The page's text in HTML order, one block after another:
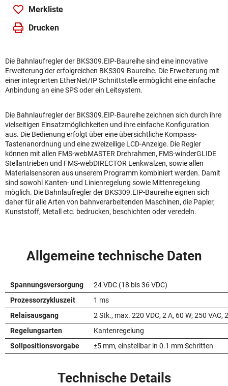
Merkliste
Drucken
Die Bahnlaufregler der BKS309.EIP-Baureihe sind eine innovative
Erweiterung der erfolgreichen BKS309-Baureihe. Die Erweiterung mit
einer integrierten EtherNet/IP Schnittstelle ermöglicht eine einfache
Anbindung an eine SPS oder ein Leitsystem.
Die Bahnlaufregler der BKS309.EIP-Baureihe zeichnen sich durch ihre
vielseitigen Einsatzmöglichkeiten und ihre einfache Konfiguration
aus. Die Bedienung erfolgt über eine übersichtliche Kompass-
Tastenanordnung und eine zweizeilige LCD-Anzeige. Die Regler
können mit allen FMS-webMASTER Drehrahmen, FMS-winderGLIDE
Stellantrieben und FMS-webDIRECTOR Lenkwalzen, sowie allen
Materialsensoren aus unserem Programm kombiniert werden. Damit
sind sowohl Kanten- und Linienregelung sowie Mittenregelung
möglich. Die Bahnlaufregler der BKS309.EIP-Baureihe eignen sich
daher für alle Arten von bahnverarbeitenden Maschinen, die Papier,
Kunststoff, Metall etc. bedrucken, beschichten oder veredeln.
Allgemeine technische Daten
Spannungsversorgung
24 VDC (18 bis 36 VDC)
Prozessorzykluszeit
1 ms
Relaisausgang
2 Stk., max. 220 VDC, 2 A, 60 W; 250 VAC,
Regelungsarten
Kantenregelung
Sollpositionsvorgabe
±5 mm, einstellbar in 0.1 mm Schritten
Technische Details